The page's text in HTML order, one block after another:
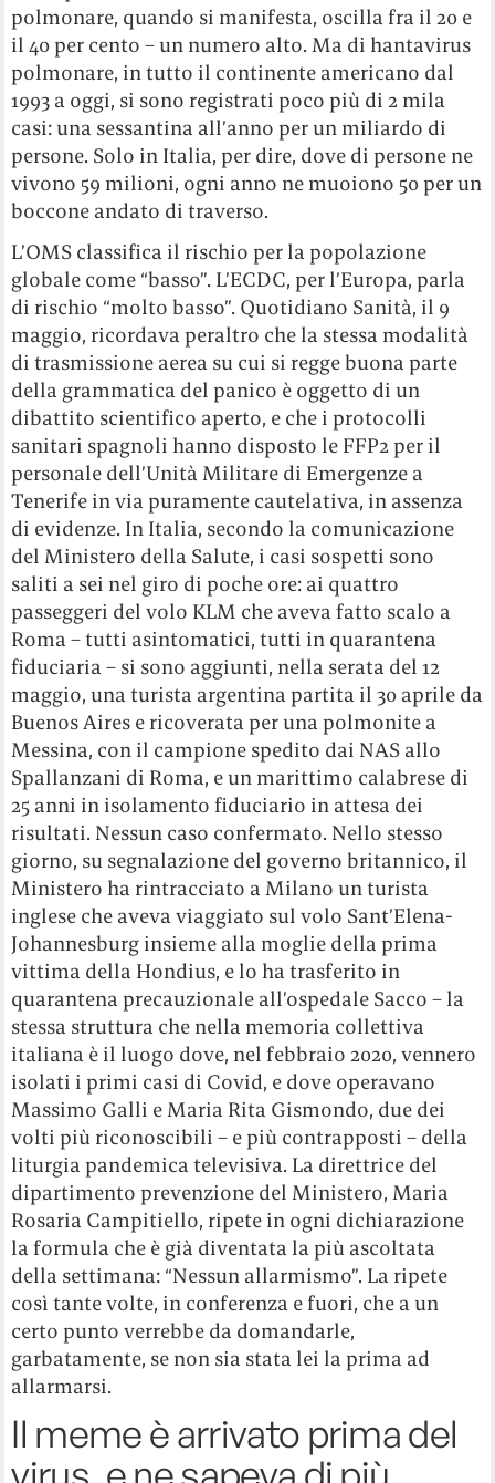
polmonare, quando si manifesta, oscilla fra il 20 e
il 40 per cento – un numero alto. Ma di hantavirus
polmonare, in tutto il continente americano dal
1993 a oggi, si sono registrati poco più di 2 mila
casi: una sessantina all’anno per un miliardo di
persone. Solo in Italia, per dire, dove di persone ne
vivono 59 milioni, ogni anno ne muoiono 50 per un
boccone andato di traverso.
L’OMS classifica il rischio per la popolazione
globale come “basso”. L’ECDC, per l’Europa, parla
di rischio “molto basso”. Quotidiano Sanità, il 9
maggio, ricordava peraltro che la stessa modalità
di trasmissione aerea su cui si regge buona parte
della grammatica del panico è oggetto di un
dibattito scientifico aperto, e che i protocolli
sanitari spagnoli hanno disposto le FFP2 per il
personale dell’Unità Militare di Emergenze a
Tenerife in via puramente cautelativa, in assenza
di evidenze. In Italia, secondo la comunicazione
del Ministero della Salute, i casi sospetti sono
saliti a sei nel giro di poche ore: ai quattro
passeggeri del volo KLM che aveva fatto scalo a
Roma – tutti asintomatici, tutti in quarantena
fiduciaria – si sono aggiunti, nella serata del 12
maggio, una turista argentina partita il 30 aprile da
Buenos Aires e ricoverata per una polmonite a
Messina, con il campione spedito dai NAS allo
Spallanzani di Roma, e un marittimo calabrese di
25 anni in isolamento fiduciario in attesa dei
risultati. Nessun caso confermato. Nello stesso
giorno, su segnalazione del governo britannico, il
Ministero ha rintracciato a Milano un turista
inglese che aveva viaggiato sul volo Sant’Elena-
Johannesburg insieme alla moglie della prima
vittima della Hondius, e lo ha trasferito in
quarantena precauzionale all’ospedale Sacco – la
stessa struttura che nella memoria collettiva
italiana è il luogo dove, nel febbraio 2020, vennero
isolati i primi casi di Covid, e dove operavano
Massimo Galli e Maria Rita Gismondo, due dei
volti più riconoscibili – e più contrapposti – della
liturgia pandemica televisiva. La direttrice del
dipartimento prevenzione del Ministero, Maria
Rosaria Campitiello, ripete in ogni dichiarazione
la formula che è già diventata la più ascoltata
della settimana: “Nessun allarmismo”. La ripete
così tante volte, in conferenza e fuori, che a un
certo punto verrebbe da domandarle,
garbatamente, se non sia stata lei la prima ad
allarmarsi.
Il meme è arrivato prima del